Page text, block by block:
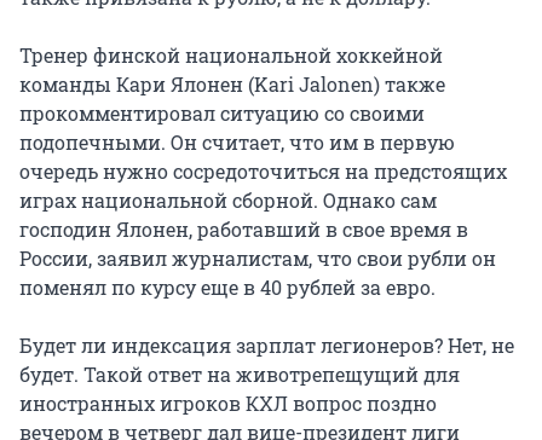
Тренер финской национальной хоккейной
команды Кари Ялонен (Kari Jalonen) также
прокомментировал ситуацию со своими
подопечными. Он считает, что им в первую
очередь нужно сосредоточиться на предстоящих
играх национальной сборной. Однако сам
господин Ялонен, работавший в свое время в
России, заявил журналистам, что свои рубли он
поменял по курсу еще в 40 рублей за евро.
Будет ли индексация зарплат легионеров? Нет, не
будет. Такой ответ на животрепещущий для
иностранных игроков КХЛ вопрос поздно
вечером в четверг дал вице-президент лиги